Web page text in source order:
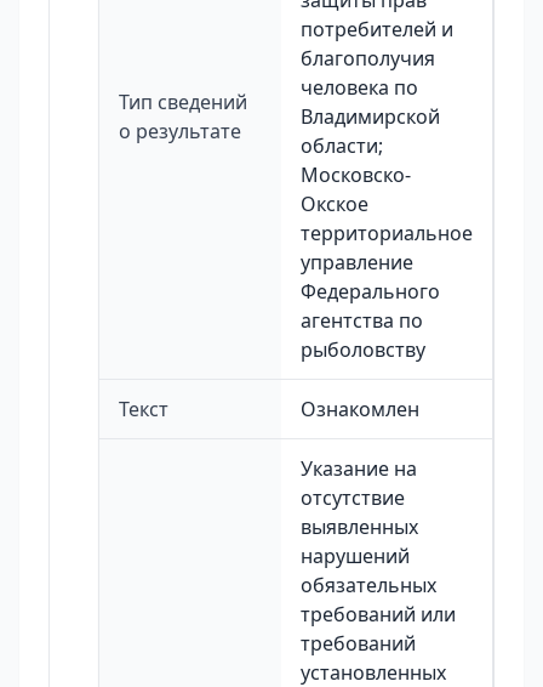
Тип сведений
о результате
потребителей и
благополучия
человека по
Владимирской
области;
Московско-
Окское
территориальное
управление
Федерального
агентства по
рыболовству
Текст Ознакомлен
Указание на
отсутствие
выявленных
нарушений
обязательных
требований или
требований
установленных